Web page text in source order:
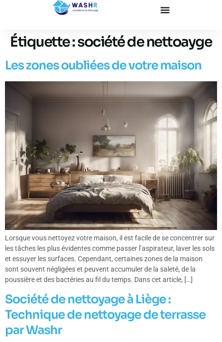
Étiquette :société de nettoayge
Les zones oubliées de votre maison
Lorsque vous nettoyez votre maison, il est facile de se concentrer sur
les tâches les plus évidentes comme passer l’aspirateur, laver les sols
et essuyer les surfaces. Cependant, certaines zones de la maison
sont souvent négligées et peuvent accumuler de la saleté, de la
poussière et des bactéries au fil du temps. Dans cet article, […]
Société de nettoyage à Liège :
Technique de nettoyage de terrasse
par Washr